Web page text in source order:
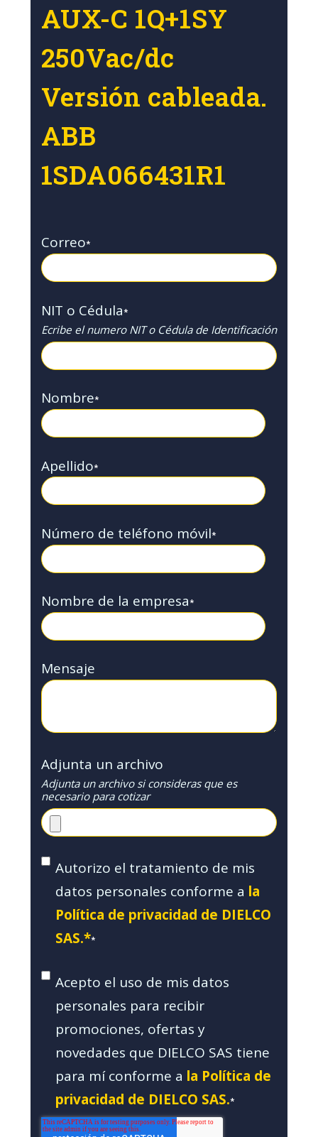
AUX-C 1Q+1SY
250Vac/dc
Versión cableada.
ABB
1SDA066431R1
Correo*
NIT o Cédula*
Ecribe el numero NIT o Cédula de Identificación
Nombre*
Apellido*
Número de teléfono móvil*
Nombre de la empresa*
Mensaje
Adjunta un archivo
Adjunta un archivo si consideras que es
necesario para cotizar
Autorizo el tratamiento de mis
datos personales conforme a la
Política de privacidad de DIELCO
SAS.**
Acepto el uso de mis datos
personales para recibir
promociones, ofertas y
novedades que DIELCO SAS tiene
para mí conforme a la Política de
privacidad de DIELCO SAS.*